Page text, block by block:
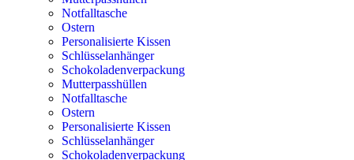
Notfalltasche
Ostern
Personalisierte Kissen
Schlüsselanhänger
Schokoladenverpackung
Mutterpasshüllen
Notfalltasche
Ostern
Personalisierte Kissen
Schlüsselanhänger
Schokoladenverpackung